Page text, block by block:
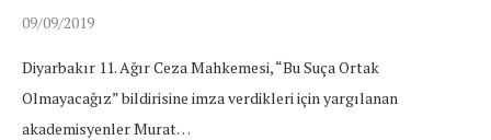
09/09/2019
Diyarbakır 11. Ağır Ceza Mahkemesi, “Bu Suça Ortak
Olmayacağız” bildirisine imza verdikleri için yargılanan
akademisyenler Murat…